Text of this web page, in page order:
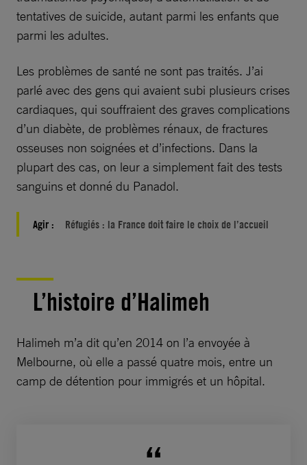
tentatives de suicide, autant parmi les enfants que
parmi les adultes.
Les problèmes de santé ne sont pas traités. J’ai
parlé avec des gens qui avaient subi plusieurs crises
cardiaques, qui souffraient des graves complications
d’un diabète, de problèmes rénaux, de fractures
osseuses non soignées et d’infections. Dans la
plupart des cas, on leur a simplement fait des tests
sanguins et donné du Panadol.
Agir : Réfugiés : la France doit faire le choix de l’accueil
L’histoire d’Halimeh
Halimeh m’a dit qu’en 2014 on l’a envoyée à
Melbourne, où elle a passé quatre mois, entre un
camp de détention pour immigrés et un hôpital.